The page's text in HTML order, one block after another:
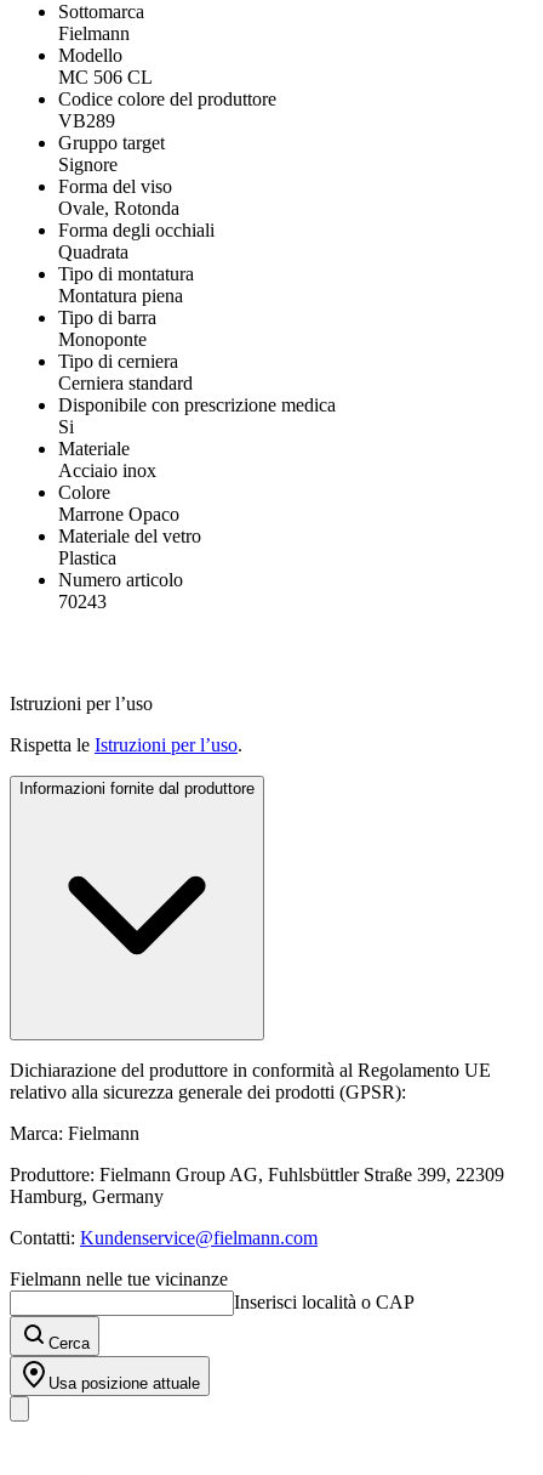
Sottomarca
Fielmann
Modello
MC 506 CL
Codice colore del produttore
VB289
Gruppo target
Signore
Forma del viso
Ovale, Rotonda
Forma degli occhiali
Quadrata
Tipo di montatura
Montatura piena
Tipo di barra
Monoponte
Tipo di cerniera
Cerniera standard
Disponibile con prescrizione medica
Si
Materiale
Acciaio inox
Colore
Marrone Opaco
Materiale del vetro
Plastica
Numero articolo
70243
Istruzioni per l’uso
Rispetta le Istruzioni per l’uso.
Informazioni fornite dal produttore
Dichiarazione del produttore in conformità al Regolamento UE
relativo alla sicurezza generale dei prodotti (GPSR):
Marca: Fielmann
Produttore: Fielmann Group AG, Fuhlsbüttler Straße 399, 22309
Hamburg, Germany
Contatti: Kundenservice@fielmann.com
Fielmann nelle tue vicinanze
Inserisci località o CAP
Cerca
Usa posizione attuale